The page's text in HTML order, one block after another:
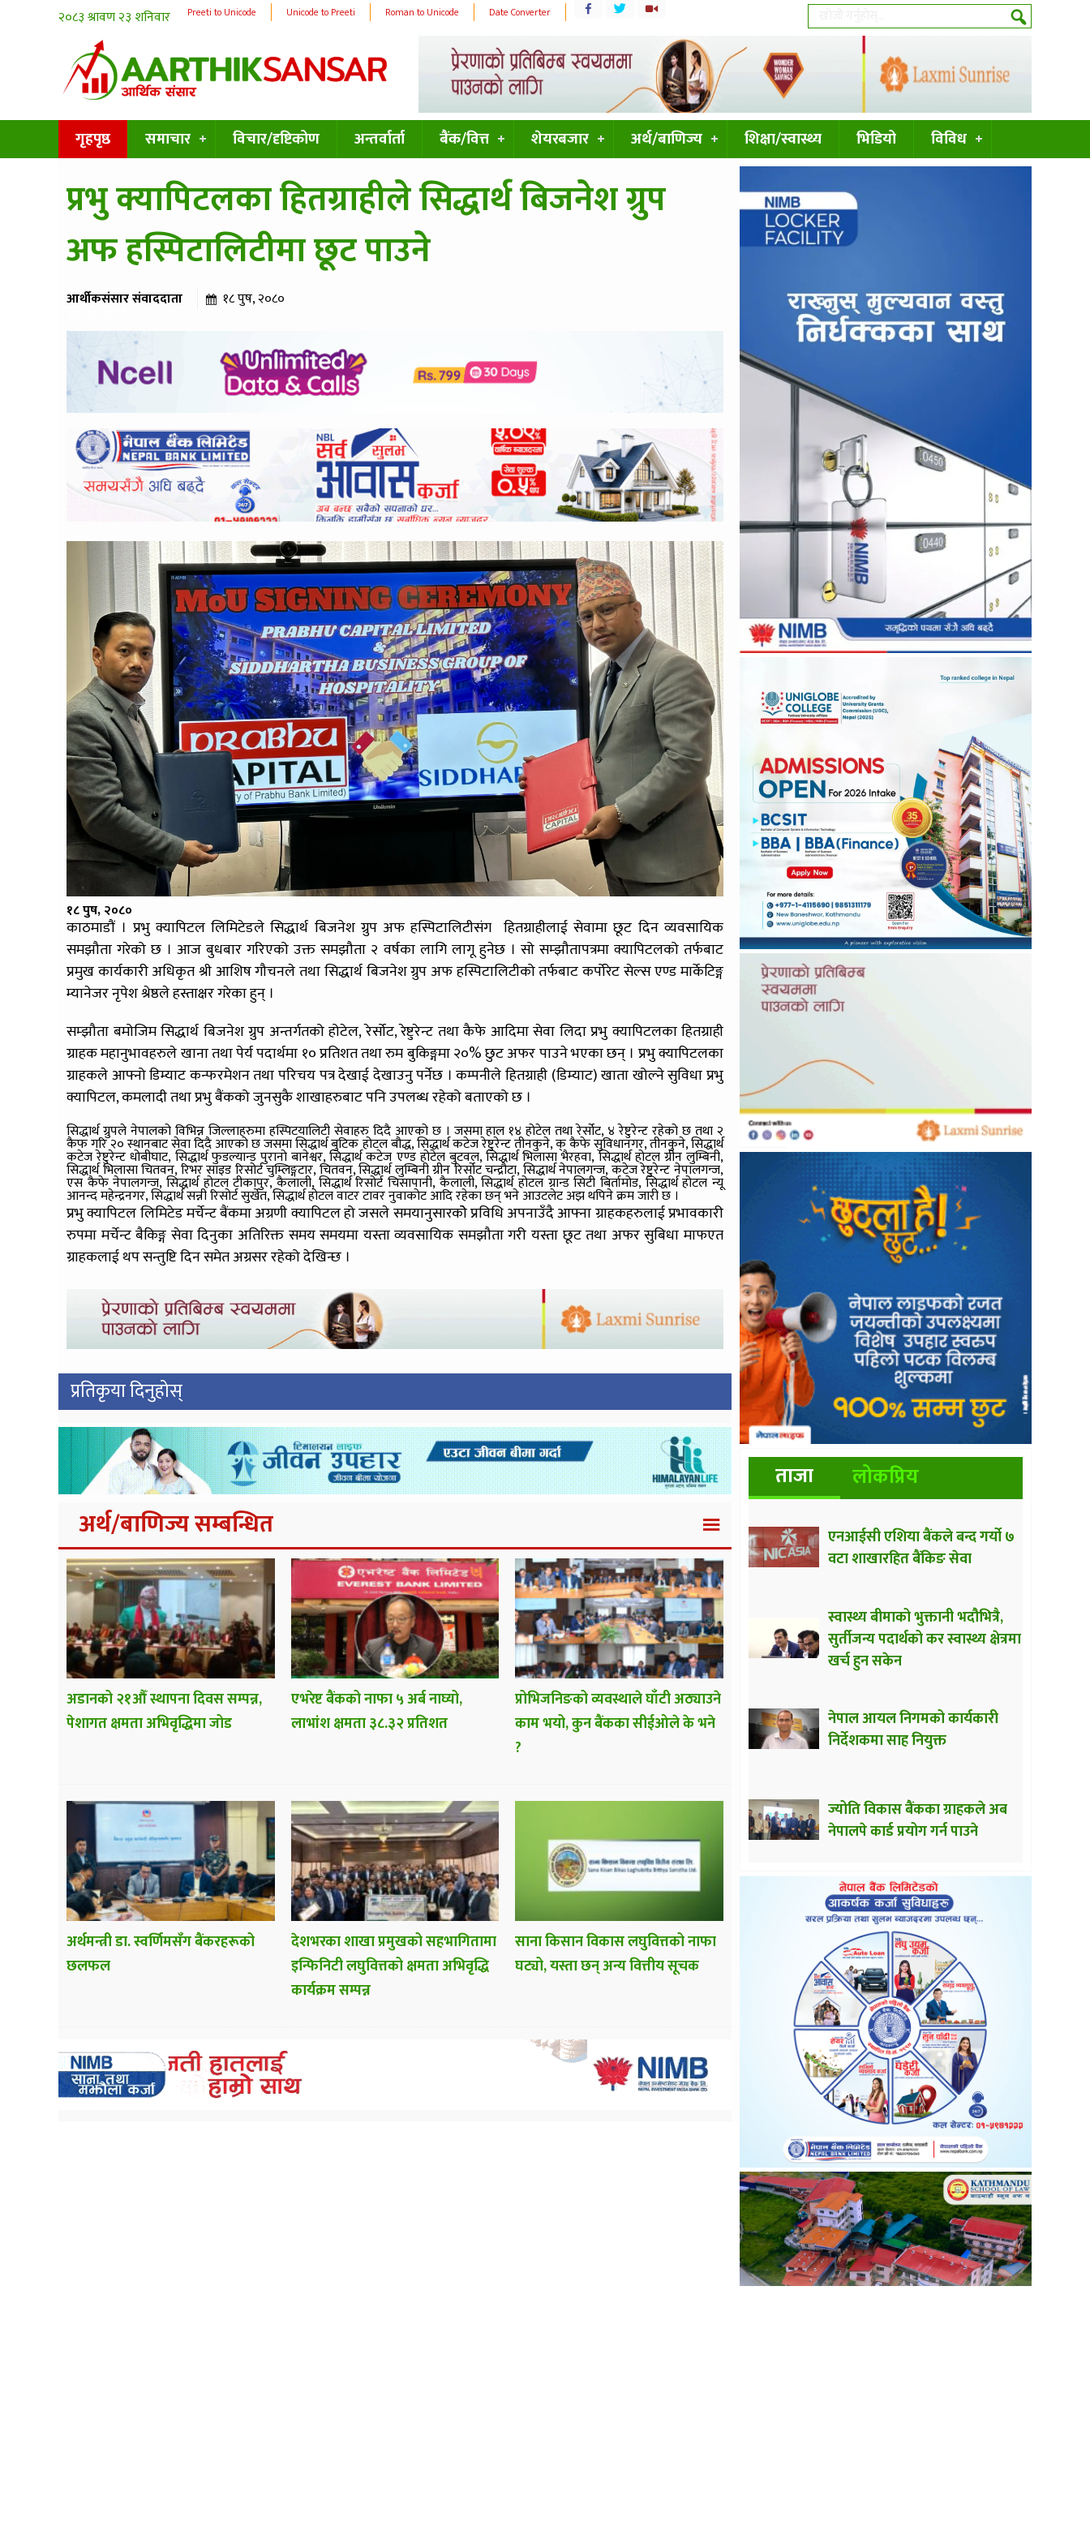
Preeti to Unicode Unicode to Preeti Roman to Unicode Date Converter
गृहपृष्ठ समाचार विचार/दृष्टिकोण अन्तर्वार्ता बैंक/वित्त शेयरबजार अर्थ/बाणिज्य शिक्षा/स्वास्थ्य भिडियो विविध
प्रभु क्यापिटलका हितग्राहीले सिद्धार्थ बिजनेश ग्रुप
अफ हस्पिटालिटीमा छूट पाउने
आर्थीकसंसार संवाददाता १८ पुष, २०८०
१८ पुष, २०८०
काठमाडौं । प्रभु क्यापिटल लिमिटेडले सिद्धार्थ बिजनेश ग्रुप अफ हस्पिटालिटीसंग हितग्राहीलाई सेवामा छूट दिन व्यवसायिक
समझौता गरेको छ । आज बुधबार गरिएको उक्त समझौता २ वर्षका लागि लागू हुनेछ । सो सम्झौतापत्रमा क्यापिटलको तर्फबाट
प्रमुख कार्यकारी अधिकृत श्री आशिष गौचनले तथा सिद्धार्थ बिजनेश ग्रुप अफ हस्पिटालिटीको तर्फबाट कर्पोरेट सेल्स एण्ड मार्केटिङ्ग
म्यानेजर नृपेश श्रेष्ठले हस्ताक्षर गरेका हुन् ।
सम्झौता बमोजिम सिद्धार्थ बिजनेश ग्रुप अन्तर्गतको होटेल, रेर्सोट, रेष्टुरेन्ट तथा कैफे आदिमा सेवा लिदा प्रभु क्यापिटलका हितग्राही
ग्राहक महानुभावहरुले खाना तथा पेर्य पदार्थमा १० प्रतिशत तथा रुम बुकिङ्गमा २०% छुट अफर पाउने भएका छन् । प्रभु क्यापिटलका
ग्राहकले आफ्नो डिम्याट कन्फरमेशन तथा परिचय पत्र देखाई देखाउनु पर्नेछ । कम्पनीले हितग्राही (डिम्याट) खाता खोल्ने सुविधा प्रभु
क्यापिटल, कमलादी तथा प्रभु बैंकको जुनसुकै शाखाहरुबाट पनि उपलब्ध रहेको बताएको छ ।
सिद्धार्थ ग्रुपले नेपालको विभिन्न जिल्लाहरुमा हस्पिटयालिटी सेवाहरु दिदै आएको छ । जसमा हाल १४ होटेल तथा रेर्सोट, ४ रेष्टुरेन्ट रहेको छ तथा २
कैफ गरि २० स्थानबाट सेवा दिदै आएको छ जसमा सिद्धार्थ बुटिक होटल बौद्ध, सिद्धार्थ कटेज रेष्टुरेन्ट तीनकुने, क् कैफे सुविधानगर, तीनकुने, सिद्धार्थ
कटेज रेष्टुरेन्ट धोबीघाट, सिद्धार्थ फुडल्यान्ड पुरानो बानेश्वर, सिद्धार्थ कटेज एण्ड होटेल बुटवल, सिद्धार्थ भिलासा भैरहवा, सिद्धार्थ होटल ग्रीन लुम्बिनी,
सिद्धार्थ भिलासा चितवन, रिभर साइड रिसोर्ट चुम्लिङ्गटार, चितवन, सिद्धार्थ लुम्बिनी ग्रीन रिर्सोट चन्द्रौटा, सिद्धार्थ नेपालगन्ज, कटेज रेष्टुरेन्ट नेपालगन्ज,
एस कैफे नेपालगन्ज, सिद्धार्थ होटल टीकापुर, कैलाली, सिद्धार्थ रिसोर्ट चिसापानी, कैलाली, सिद्धार्थ होटल ग्रान्ड सिटी बिर्तामोड, सिद्धार्थ होटल न्यू
आनन्द महेन्द्रनगर, सिद्धार्थ सन्नी रिसोर्ट सुर्खेत, सिद्धार्थ होटल वाटर टावर नुवाकोट आदि रहेका छन् भने आउटलेट अझ थपिने क्रम जारी छ ।
प्रभु क्यापिटल लिमिटेड मर्चेन्ट बैंकमा अग्रणी क्यापिटल हो जसले समयानुसारकोे प्रविधि अपनाउँदै आफ्ना ग्राहकहरुलाई प्रभावकारी
रुपमा मर्चेन्ट बैकिङ्ग सेवा दिनुका अतिरिक्त समय समयमा यस्ता व्यवसायिक समझौता गरी यस्ता छूट तथा अफर सुबिधा माफएत
ग्राहकलाई थप सन्तुष्टि दिन समेत अग्रसर रहेको देखिन्छ ।
प्रतिकृया दिनुहोस्
अर्थ/बाणिज्य सम्बन्धित
अडानको २१औँ स्थापना दिवस सम्पन्न,
पेशागत क्षमता अभिवृद्धिमा जोड
एभरेष्ट बैंकको नाफा ५ अर्ब नाघ्यो,
लाभांश क्षमता ३८.३२ प्रतिशत
प्रोभिजनिङको व्यवस्थाले घाँटी अठ्याउने
काम भयो, कुन बैंकका सीईओले के भने
?
अर्थमन्त्री डा. स्वर्णिमसँग बैंकरहरूको
छलफल
देशभरका शाखा प्रमुखको सहभागितामा
इन्फिनिटी लघुवित्तको क्षमता अभिवृद्धि
कार्यक्रम सम्पन्न
साना किसान विकास लघुवित्तको नाफा
घट्यो, यस्ता छन् अन्य वित्तीय सूचक
ताजा लोकप्रिय
एनआईसी एशिया बैंकले बन्द गर्यो ७
वटा शाखारहित बैंकिङ सेवा
स्वास्थ्य बीमाको भुक्तानी भदौभित्रै,
सुर्तीजन्य पदार्थको कर स्वास्थ्य क्षेत्रमा
खर्च हुन सकेन
नेपाल आयल निगमको कार्यकारी
निर्देशकमा साह नियुक्त
ज्योति विकास बैंकका ग्राहकले अब
नेपालपे कार्ड प्रयोग गर्न पाउने